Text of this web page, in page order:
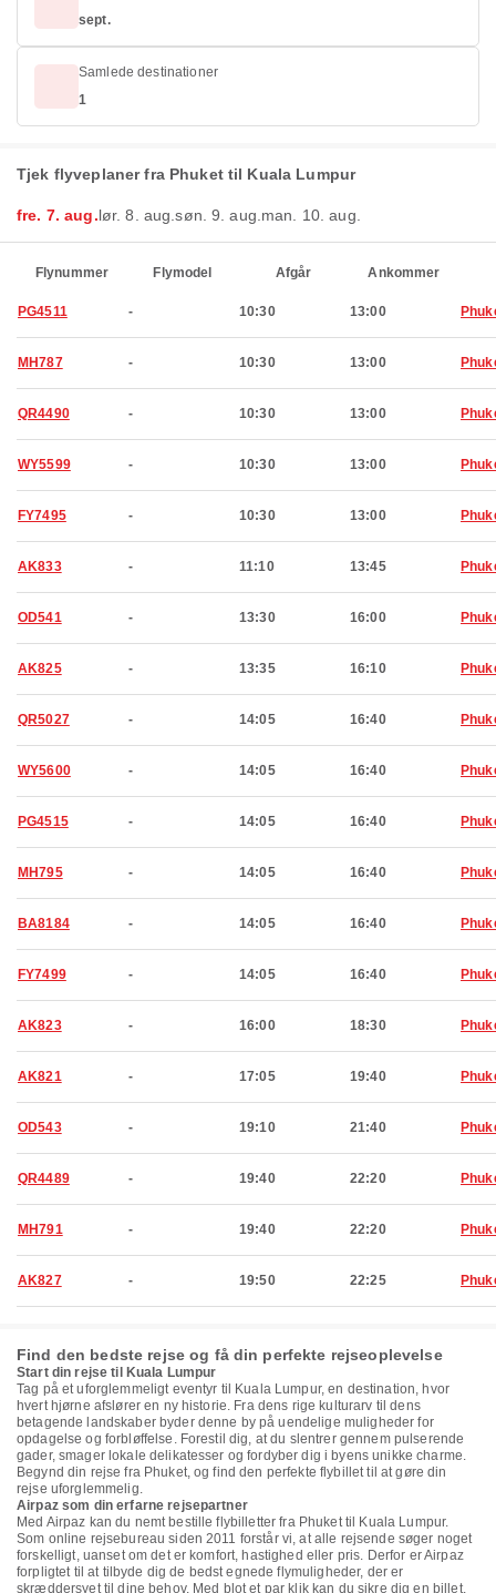
sept.
Samlede destinationer
1
Tjek flyveplaner fra Phuket til Kuala Lumpur
fre. 7. aug.lør. 8. aug.søn. 9. aug. man. 10. aug.
Flynummer Flymodel Afgår Ankommer
PG4511 - 10:30 13:00
MH787 - 10:30 13:00
QR4490 - 10:30 13:00
WY5599 - 10:30 13:00
FY7495 - 10:30 13:00
AK833 - 11:10 13:45
OD541 - 13:30 16:00
AK825 - 13:35 16:10
QR5027 - 14:05 16:40
WY5600 - 14:05 16:40
PG4515 - 14:05 16:40
MH795 - 14:05 16:40
BA8184 - 14:05 16:40
FY7499 - 14:05 16:40
AK823 - 16:00 18:30
AK821 - 17:05 19:40
OD543 - 19:10 21:40
QR4489 - 19:40 22:20
MH791 - 19:40 22:20
AK827 - 19:50 22:25
Find den bedste rejse og få din perfekte rejseoplevelse
Start din rejse til Kuala Lumpur
Tag på et uforglemmeligt eventyr til Kuala Lumpur, en destination, hvor
hvert hjørne afslører en ny historie. Fra dens rige kulturarv til dens
betagende landskaber byder denne by på uendelige muligheder for
opdagelse og forbløffelse. Forestil dig, at du slentrer gennem pulserende
gader, smager lokale delikatesser og fordyber dig i byens unikke charme.
Begynd din rejse fra Phuket, og find den perfekte flybillet til at gøre din
rejse uforglemmelig.
Airpaz som din erfarne rejsepartner
Med Airpaz kan du nemt bestille flybilletter fra Phuket til Kuala Lumpur.
Som online rejsebureau siden 2011 forstår vi, at alle rejsende søger noget
forskelligt, uanset om det er komfort, hastighed eller pris. Derfor er Airpaz
forpligtet til at tilbyde dig de bedst egnede flymuligheder, der er
skræddersyet til dine behov. Med blot et par klik kan du sikre dig en billet,